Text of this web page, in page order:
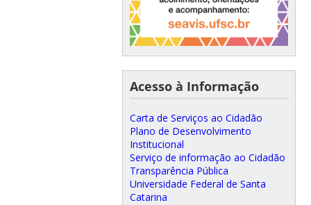
Acesso à Informação
Carta de Serviços ao Cidadão
Plano de Desenvolvimento
Institucional
Serviço de informação ao Cidadão
Transparência Pública
Universidade Federal de Santa
Catarina